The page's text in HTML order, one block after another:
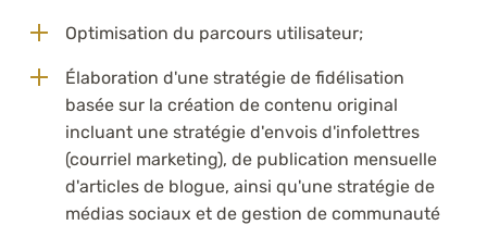
Optimisation du parcours utilisateur;
Élaboration d'une stratégie de fidélisation
basée sur la création de contenu original
incluant une stratégie d'envois d'infolettres
(courriel marketing), de publication mensuelle
d'articles de blogue, ainsi qu'une stratégie de
médias sociaux et de gestion de communauté